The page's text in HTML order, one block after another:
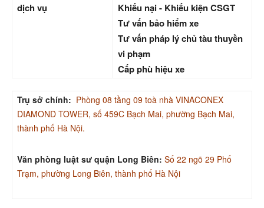
dịch vụ
Khiếu nại - Khiếu kiện CSGT
Tư vấn bảo hiểm xe
Tư vấn pháp lý chủ tàu thuyền
vi phạm
Cấp phù hiệu xe
Trụ sở chính: Phòng 08 tầng 09 toà nhà VINACONEX
DIAMOND TOWER, số 459C Bạch Mai, phường Bạch Mai,
thành phố Hà Nội.
Văn phòng luật sư quận Long Biên: Số 22 ngõ 29 Phố
Trạm, phường Long Biên, thành phố Hà Nội